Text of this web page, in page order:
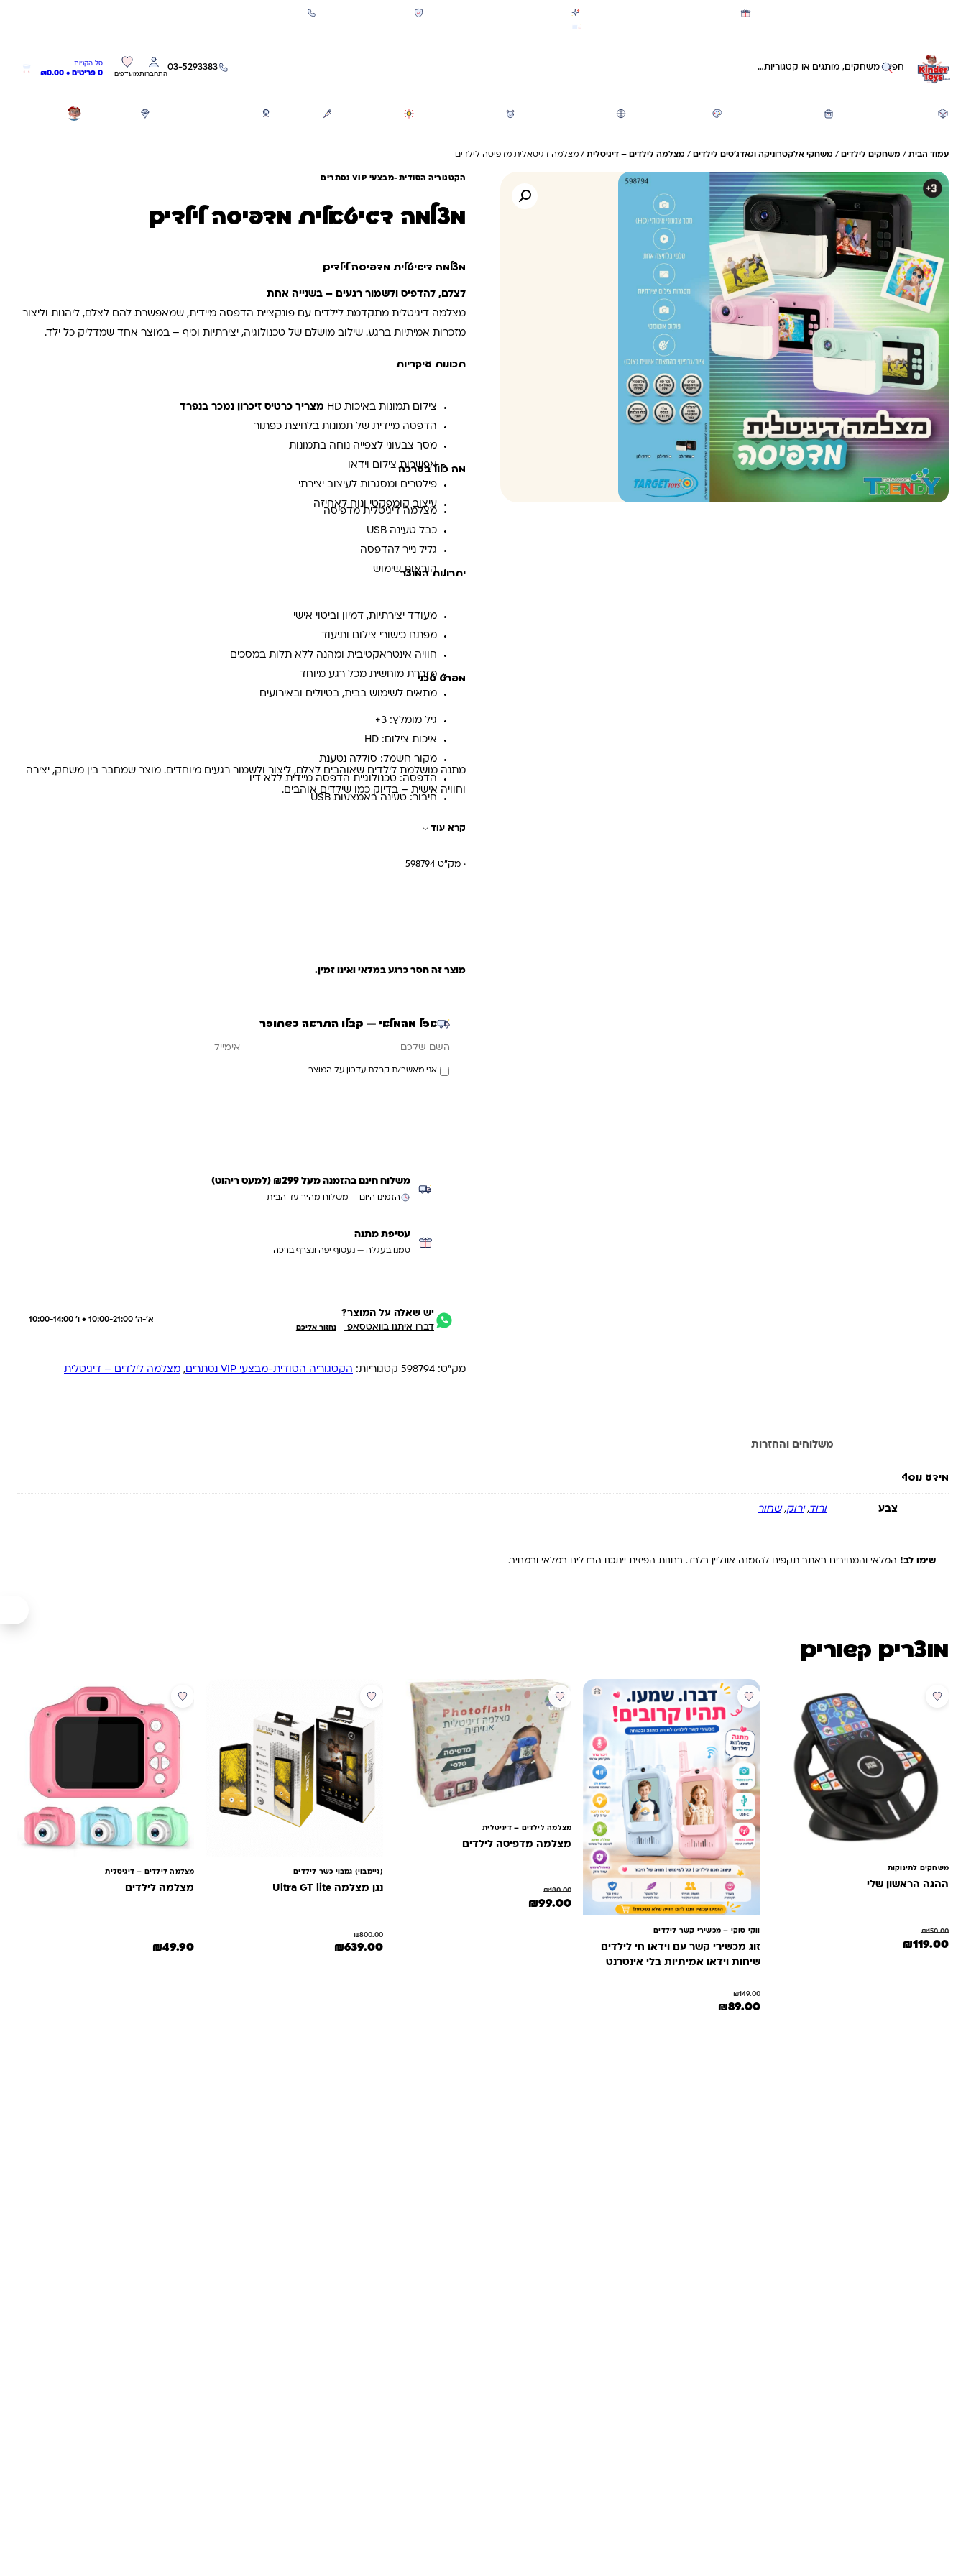
חיפוש באתר
03-5293383
התחברותמועדפים
סל הקניות
0 פריטים • ₪0.00
עמוד הבית / משחקים לילדים / משחקי אלקטרוניקה וגאדג'טים לילדים / מצלמה לילדים – דיגיטלית / מצלמה דגיטאלית מדפיסה לילדים
הקטגוריה הסודית-מבצעי VIP נסתרים
מצלמה דגיטאלית מדפיסה לילדים
מצלמה דיגיטלית מדפיסה לילדים
לצלם, להדפיס ולשמור רגעים – בשנייה אחת
מצלמה דיגיטלית מתקדמת לילדים עם פונקציית הדפסה מיידית, שמאפשרת להם לצלם, ליהנות וליצור
מזכרות אמיתיות ברגע. שילוב מושלם של טכנולוגיה, יצירתיות וכיף – במוצר אחד שמדליק כל ילד.
תכונות עיקריות
צילום תמונות באיכות HD מצריך כרטיס זיכרון נמכר בנפרד
הדפסה מיידית של תמונות בלחיצת כפתור
מסך צבעוני לצפייה נוחה בתמונות
אפשרות צילום וידאו
פילטרים ומסגרות לעיצוב יצירתי
עיצוב קומפקטי ונוח לאחיזה
מה כלול בערכה
מצלמה דיגיטלית מדפיסה
כבל טעינה USB
גליל נייר להדפסה
הוראות שימוש
יתרונות המוצר
מעודד יצירתיות, דמיון וביטוי אישי
מפתח כישורי צילום ותיעוד
חוויה אינטראקטיבית ומהנה ללא תלות במסכים
מזכרת מוחשית מכל רגע מיוחד
מתאים לשימוש בבית, בטיולים ובאירועים
מפרט טכני
גיל מומלץ: 3+
איכות צילום: HD
מקור חשמל: סוללה נטענת
הדפסה: טכנולוגיית הדפסה מיידית ללא דיו
חיבור: טעינה באמצעות USB
מתנה מושלמת לילדים שאוהבים לצלם, ליצור ולשמור רגעים מיוחדים. מוצר שמחבר בין משחק, יצירה
וחוויה אישית – בדיוק כמו שילדים אוהבים.
קרא עוד
· מק"ט 598794
מוצר זה חסר כרגע במלאי ואינו זמין.
אזל מהמלאי — קבלו התראה כשחוזר
אני מאשר/ת קבלת עדכון על המוצר
משלוח חינם בהזמנה מעל ₪299 (למעט ריהוט)
הזמינו היום — משלוח מהיר עד הבית
עטיפת מתנה
סמנו בעגלה — נעטוף יפה ונצרף ברכה
יש שאלה על המוצר?
דברו איתנו בוואטסאפ נחזור אליכם
א'-ה' 10:00-21:00 • ו' 10:00-14:00
מק"ט: 598794 קטגוריות: הקטגוריה הסודית-מבצעי VIP נסתרים , מצלמה לילדים – דיגיטלית
משלוחים והחזרות
מידע נוסף
צבע ורוד,ירוק,שחור
שימו לב! המלאי והמחירים באתר תקפים להזמנה אונליין בלבד. בחנות הפיזית ייתכנו הבדלים במלאי ובמחיר.
מוצרים קשורים
מבצע
משחקים לתינוקות
ההגה הראשון שלי
₪150.00
המחיר המקורי היה: ₪150.00.
₪119.00
מבצע
ווקי טוקי – מכשירי קשר לילדים
זוג מכשירי קשר עם וידאו חי לילדים
שיחות וידאו אמיתיות בלי אינטרנט
₪149.00
המחיר המקורי היה: ₪149.00.
₪89.00
מבצע
חדש
מצלמה לילדים – דיגיטלית
מצלמה מדפיסה לילדים
₪180.00
המחיר המקורי היה: ₪180.00.
₪99.00 המחיר הנוכחי הוא: ₪99.00.
מבצע
(גיימבוי) גמבוי כשר לילדים
נגן מצלמה Ultra GT lite
₪800.00
המחיר המקורי היה: ₪800.00.
₪639.00
מבצע
מצלמה לילדים – דיגיטלית
מצלמה לילדים
₪49.90